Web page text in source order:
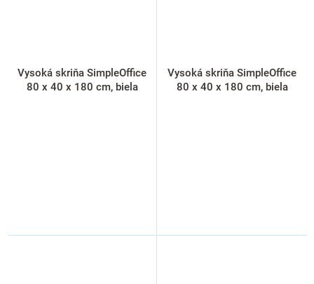
Vysoká skriňa SimpleOffice
80 x 40 x 180 cm, biela
Vysoká skriňa SimpleOffice
80 x 40 x 180 cm, biela